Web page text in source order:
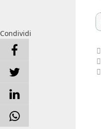
Condividi